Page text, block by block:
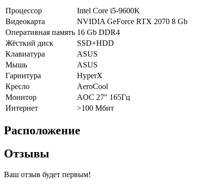
Процессор
Intel Core i5-9600K
Видеокарта
NVIDIA GeForce RTX 2070 8 Gb
Оперативная память 16 Gb DDR4
Жёсткий диск
SSD+HDD
Клавиатура
ASUS
Мышь
ASUS
Гарнитура
HyperX
Кресло
AeroCool
Монитор
AOC 27" 165Гц
Интернет
>100 Мбит
Расположение
Отзывы
Ваш отзыв будет первым!